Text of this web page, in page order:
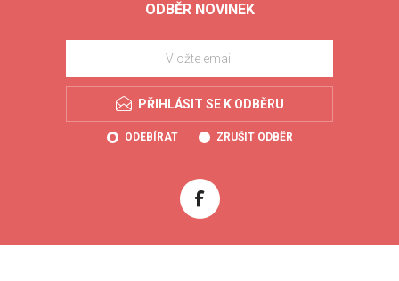
ODBĚR NOVINEK
PŘIHLÁSIT SE K ODBĚRU
ODEBÍRAT ZRUŠIT ODBĚR